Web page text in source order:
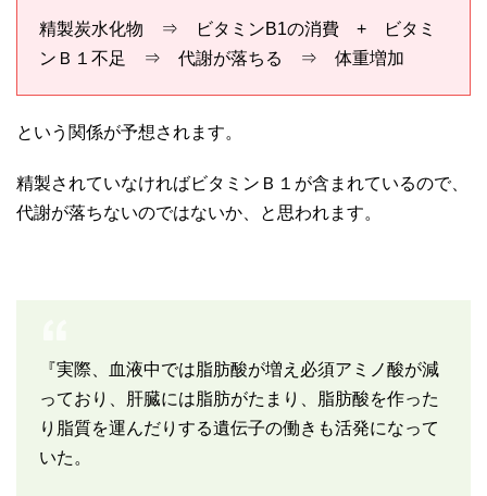
精製炭水化物 ⇒ ビタミンB1の消費 + ビタミ
ンＢ１不足 ⇒ 代謝が落ちる ⇒ 体重増加
という関係が予想されます。
精製されていなければビタミンＢ１が含まれているので、
代謝が落ちないのではないか、と思われます。
『実際、血液中では脂肪酸が増え必須アミノ酸が減
っており、肝臓には脂肪がたまり、脂肪酸を作った
り脂質を運んだりする遺伝子の働きも活発になって
いた。